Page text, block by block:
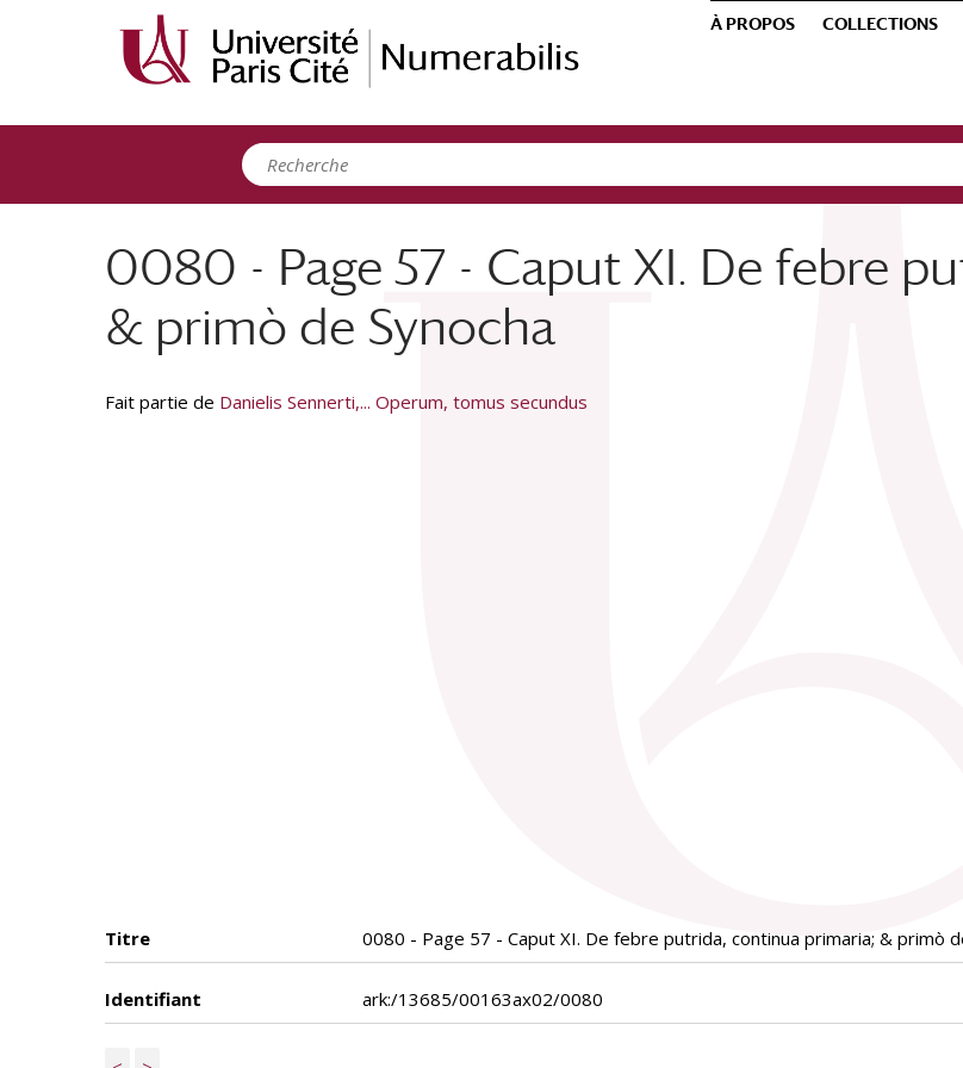
À PROPOS COLLECTIONS
0080 - Page 57 - Caput XI. De febre
& primò de Synocha
Fait partie de Danielis Sennerti,... Operum, tomus secundus
Titre 0080 - Page 57 - Caput XI. De febre putrida, continua primaria; & primò
Identifiant ark:/13685/00163ax02/0080
Panneau de gestion des cookies